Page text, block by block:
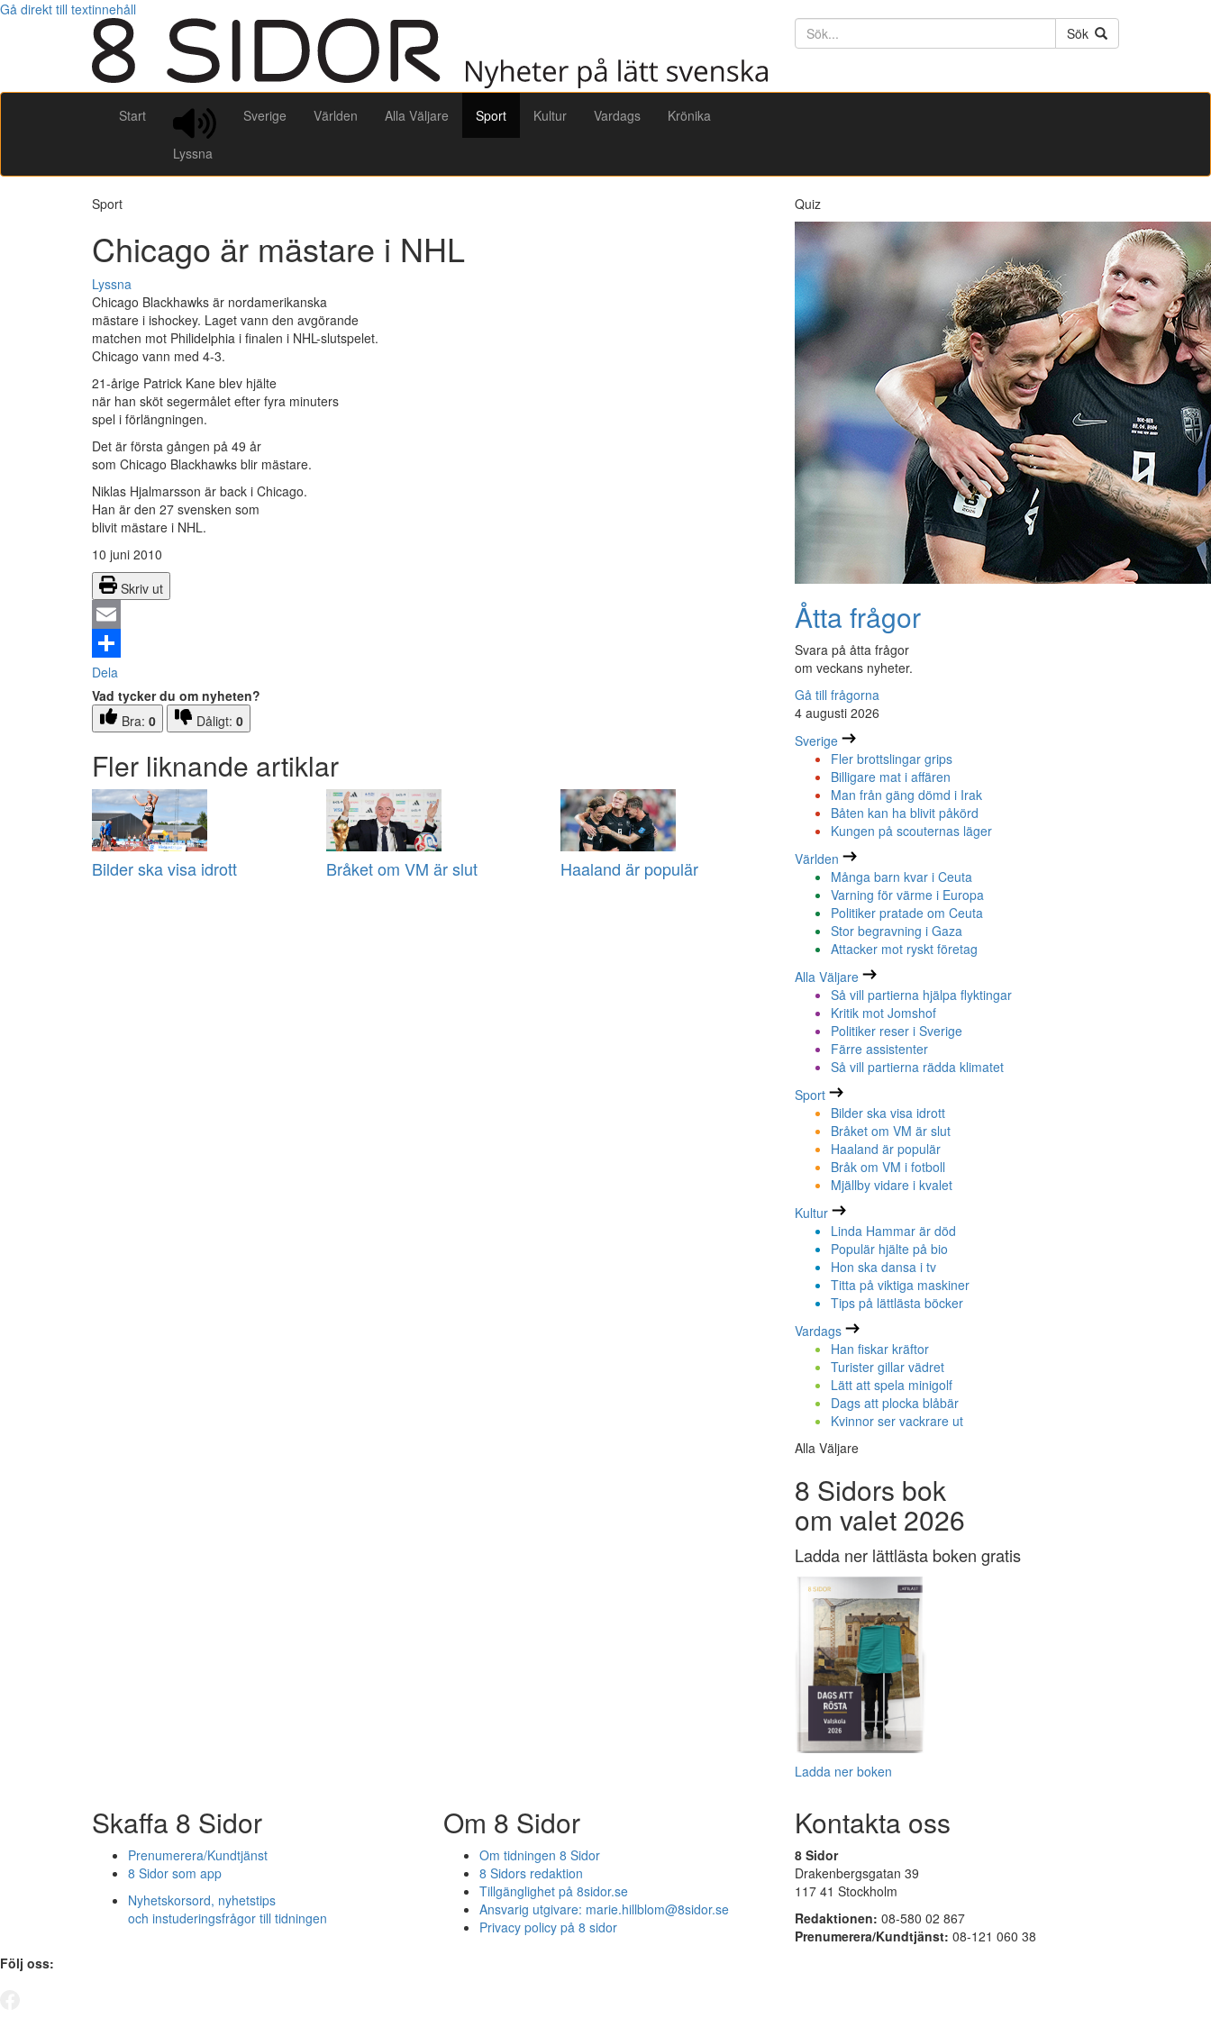
Gå direkt till textinnehåll
Söktext
Sök
Start
Lyssna
Sverige Världen Alla Väljare Sport Kultur Vardags Krönika
Sport
Chicago är mästare i NHL
Lyssna
Chicago Blackhawks är nordamerikanska
mästare i ishockey. Laget vann den avgörande
matchen mot Philidelphia i finalen i NHL-slutspelet.
Chicago vann med 4-3.
21-årige Patrick Kane blev hjälte
när han sköt segermålet efter fyra minuters
spel i förlängningen.
Det är första gången på 49 år
som Chicago Blackhawks blir mästare.
Niklas Hjalmarsson är back i Chicago.
Han är den 27 svensken som
blivit mästare i NHL.
10 juni 2010
Skriv ut
Email
Dela
Vad tycker du om nyheten?
Bra: 0 Dåligt: 0
Fler liknande artiklar
Bilder ska visa idrott Bråket om VM är slut Haaland är populär
Quiz
Åtta frågor
Svara på åtta frågor
om veckans nyheter.
Gå till frågorna
4 augusti 2026
Sverige
Fler brottslingar grips
Billigare mat i affären
Man från gäng dömd i Irak
Båten kan ha blivit påkörd
Kungen på scouternas läger
Världen
Många barn kvar i Ceuta
Varning för värme i Europa
Politiker pratade om Ceuta
Stor begravning i Gaza
Attacker mot ryskt företag
Alla Väljare
Så vill partierna hjälpa flyktingar
Kritik mot Jomshof
Politiker reser i Sverige
Färre assistenter
Så vill partierna rädda klimatet
Sport
Bilder ska visa idrott
Bråket om VM är slut
Haaland är populär
Bråk om VM i fotboll
Mjällby vidare i kvalet
Kultur
Linda Hammar är död
Populär hjälte på bio
Hon ska dansa i tv
Titta på viktiga maskiner
Tips på lättlästa böcker
Vardags
Han fiskar kräftor
Turister gillar vädret
Lätt att spela minigolf
Dags att plocka blåbär
Kvinnor ser vackrare ut
Alla Väljare
8 Sidors bok
om valet 2026
Ladda ner lättlästa boken gratis
Ladda ner boken
Skaffa 8 Sidor
Prenumerera/Kundtjänst
8 Sidor som app
Nyhetskorsord, nyhetstips
och instuderingsfrågor till tidningen
Om 8 Sidor
Om tidningen 8 Sidor
8 Sidors redaktion
Tillgänglighet på 8sidor.se
Ansvarig utgivare: marie.hillblom@8sidor.se
Privacy policy på 8 sidor
Kontakta oss
8 Sidor
Drakenbergsgatan 39
117 41 Stockholm
Redaktionen: 08-580 02 867
Prenumerera/Kundtjänst: 08-121 060 38
Följ oss: